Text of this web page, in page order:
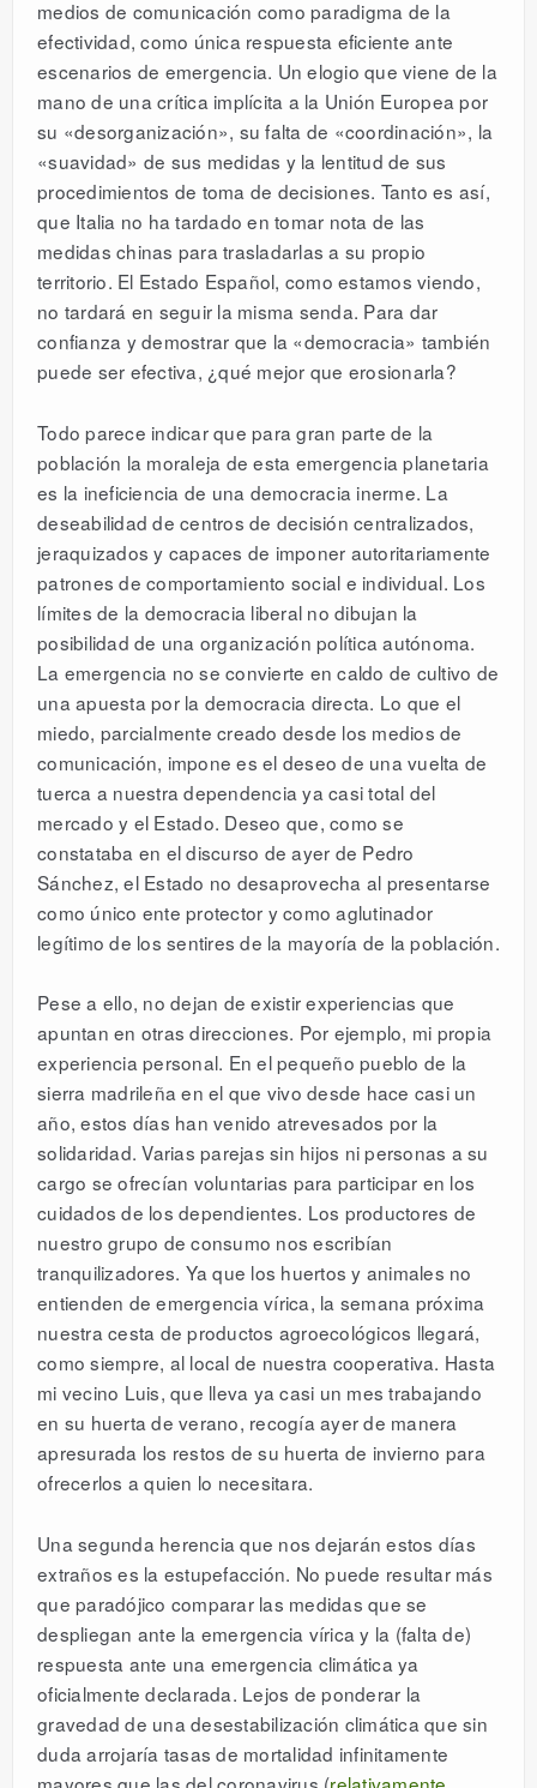
medios de comunicación como paradigma de la
efectividad, como única respuesta eficiente ante
escenarios de emergencia. Un elogio que viene de la
mano de una crítica implícita a la Unión Europea por
su «desorganización», su falta de «coordinación», la
«suavidad» de sus medidas y la lentitud de sus
procedimientos de toma de decisiones. Tanto es así,
que Italia no ha tardado en tomar nota de las
medidas chinas para trasladarlas a su propio
territorio. El Estado Español, como estamos viendo,
no tardará en seguir la misma senda. Para dar
confianza y demostrar que la «democracia» también
puede ser efectiva, ¿qué mejor que erosionarla?
Todo parece indicar que para gran parte de la
población la moraleja de esta emergencia planetaria
es la ineficiencia de una democracia inerme. La
deseabilidad de centros de decisión centralizados,
jeraquizados y capaces de imponer autoritariamente
patrones de comportamiento social e individual. Los
límites de la democracia liberal no dibujan la
posibilidad de una organización política autónoma.
La emergencia no se convierte en caldo de cultivo de
una apuesta por la democracia directa. Lo que el
miedo, parcialmente creado desde los medios de
comunicación, impone es el deseo de una vuelta de
tuerca a nuestra dependencia ya casi total del
mercado y el Estado. Deseo que, como se
constataba en el discurso de ayer de Pedro
Sánchez, el Estado no desaprovecha al presentarse
como único ente protector y como aglutinador
legítimo de los sentires de la mayoría de la población.
Pese a ello, no dejan de existir experiencias que
apuntan en otras direcciones. Por ejemplo, mi propia
experiencia personal. En el pequeño pueblo de la
sierra madrileña en el que vivo desde hace casi un
año, estos días han venido atrevesados por la
solidaridad. Varias parejas sin hijos ni personas a su
cargo se ofrecían voluntarias para participar en los
cuidados de los dependientes. Los productores de
nuestro grupo de consumo nos escribían
tranquilizadores. Ya que los huertos y animales no
entienden de emergencia vírica, la semana próxima
nuestra cesta de productos agroecológicos llegará,
como siempre, al local de nuestra cooperativa. Hasta
mi vecino Luis, que lleva ya casi un mes trabajando
en su huerta de verano, recogía ayer de manera
apresurada los restos de su huerta de invierno para
ofrecerlos a quien lo necesitara.
Una segunda herencia que nos dejarán estos días
extraños es la estupefacción. No puede resultar más
que paradójico comparar las medidas que se
despliegan ante la emergencia vírica y la (falta de)
respuesta ante una emergencia climática ya
oficialmente declarada. Lejos de ponderar la
gravedad de una desestabilización climática que sin
duda arrojaría tasas de mortalidad infinitamente